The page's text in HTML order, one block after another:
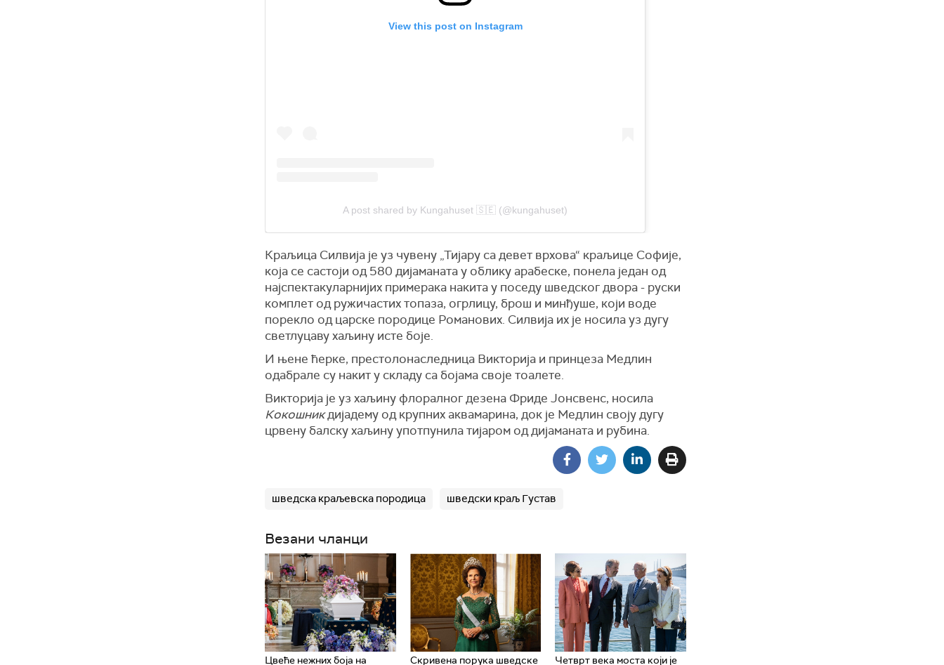
View this post on Instagram
A post shared by Kungahuset 🇸🇪 (@kungahuset)
Краљица Силвија је уз чувену „Тијару са девет врхова“ краљице Софије,
која се састоји од 580 дијаманата у облику арабеске, понела један од
најспектакуларнијих примерака накита у поседу шведског двора - руски
комплет од ружичастих топаза, огрлицу, брош и минђуше, који воде
порекло од царске породице Романових. Силвија их је носила уз дугу
светлуцаву хаљину исте боје.
И њене ћерке, престолонаследница Викторија и принцеза Медлин
одабрале су накит у складу са бојама своје тоалете.
Викторија је уз хаљину флоралног дезена Фриде Јонсвенс, носила
Кокошникдијадему од крупних аквамарина, док је Медлин своју дугу
црвену балску хаљину употпунила тијаром од дијаманата и рубина.
шведска краљевска породица шведски краљ Густав
Везани чланци
Цвеће нежних боја на
Скривена порука шведске
Четврт века моста који је